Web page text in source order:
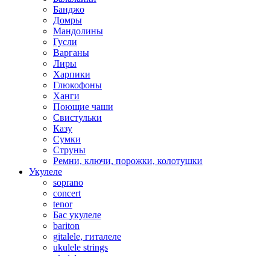
Банджо
Домры
Мандолины
Гусли
Варганы
Лиры
Харпики
Глюкофоны
Ханги
Поющие чаши
Свистульки
Казу
Сумки
Струны
Ремни, ключи, порожки, колотушки
Укулеле
soprano
concert
tenor
Бас укулеле
bariton
gitalele, гиталеле
ukulele strings